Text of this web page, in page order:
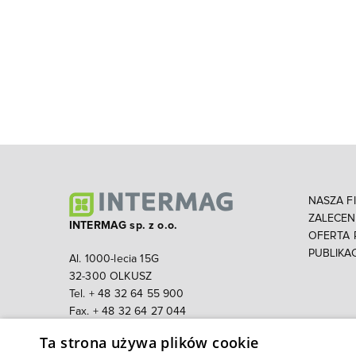
INTERMAG sp. z o.o.
Al. 1000-lecia 15G
32-300 OLKUSZ
Tel. + 48 32 64 55 900
Fax. + 48 32 64 27 044
NASZA
OFERTA
Ta strona używa plików cookie